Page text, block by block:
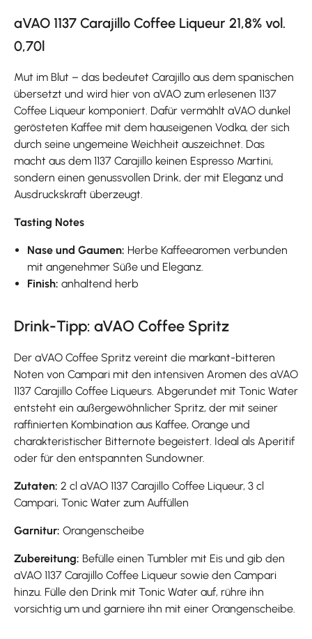
aVAO 1137 Carajillo Coffee Liqueur 21,8% vol.
0,70l
Mut im Blut – das bedeutet Carajillo aus dem spanischen
übersetzt und wird hier von aVAO zum erlesenen 1137
Coffee Liqueur komponiert. Dafür vermählt aVAO dunkel
gerösteten Kaffee mit dem hauseigenen Vodka, der sich
durch seine ungemeine Weichheit auszeichnet. Das
macht aus dem 1137 Carajillo keinen Espresso Martini,
sondern einen genussvollen Drink, der mit Eleganz und
Ausdruckskraft überzeugt.
Tasting Notes
Nase und Gaumen: Herbe Kaffeearomen verbunden
mit angenehmer Süße und Eleganz.
Finish:anhaltend herb
Drink-Tipp: aVAO Coffee Spritz
Der aVAO Coffee Spritz vereint die markant-bitteren
Noten von Campari mit den intensiven Aromen des aVAO
1137 Carajillo Coffee Liqueurs. Abgerundet mit Tonic Water
entsteht ein außergewöhnlicher Spritz, der mit seiner
raffinierten Kombination aus Kaffee, Orange und
charakteristischer Bitternote begeistert. Ideal als Aperitif
oder für den entspannten Sundowner.
Zutaten: 2 cl aVAO 1137 Carajillo Coffee Liqueur, 3 cl
Campari, Tonic Water zum Auffüllen
Garnitur: Orangenscheibe
Zubereitung: Befülle einen Tumbler mit Eis und gib den
aVAO 1137 Carajillo Coffee Liqueur sowie den Campari
hinzu. Fülle den Drink mit Tonic Water auf, rühre ihn
vorsichtig um und garniere ihn mit einer Orangenscheibe.